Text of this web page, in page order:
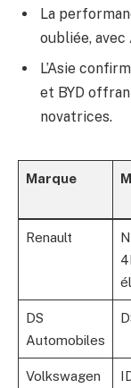
La
oubliée,
L’Asie
et BYD
novatrices.
Marque
Renault
DS
Automobiles
Volkswagen